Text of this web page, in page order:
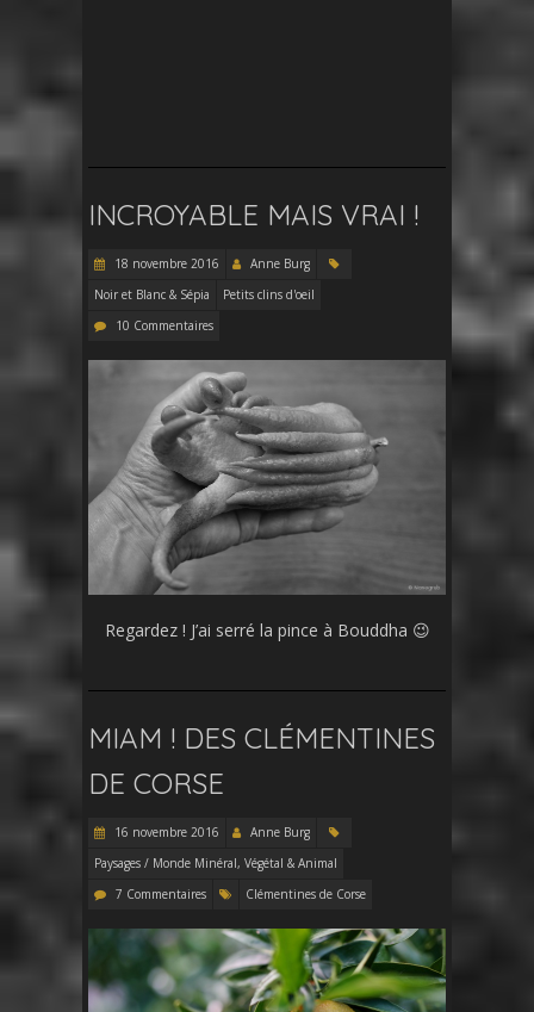
INCROYABLE MAIS VRAI !
18 novembre 2016
Anne Burg
Noir et Blanc & Sépia
Petits clins d'oeil
10 Commentaires
Regardez ! J’ai serré la pince à Bouddha 😉
MIAM ! DES CLÉMENTINES
DE CORSE
16 novembre 2016
Anne Burg
Paysages / Monde Minéral, Végétal & Animal
7 Commentaires
Clémentines de Corse